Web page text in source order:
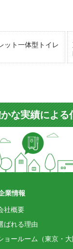
ト一体型トイレ
な実績によ
業情報
社概要
ばれる理由
ョールーム（東京・大